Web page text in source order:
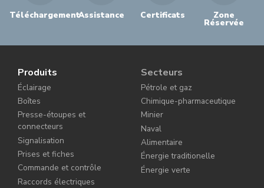
TéléchargementAssistance Certificats Zone
Réservée
Produits
Éclairage
Boîtes
Presse-étoupes et
connecteurs
Signalisation
Prises et fiches
Commande et contrôle
Raccords électriques
Secteurs
Pétrole et gaz
Chimique-pharmaceutique
Minier
Naval
Alimentaire
Énergie traditionelle
Énergie verte